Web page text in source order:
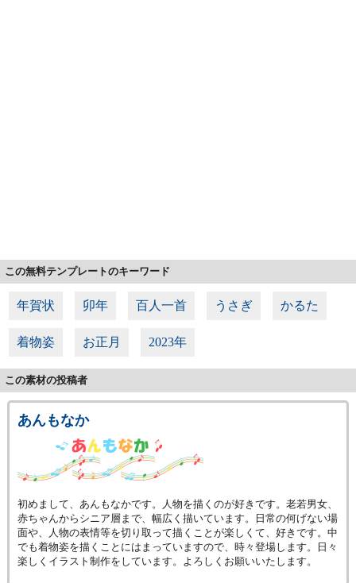
この無料テンプレートのキーワード
年賀状 卯年 百人一首 うさぎ かるた
着物姿 お正月 2023年
この素材の投稿者
あんもなか
初めまして、あんもなかです。人物を描くのが好きです。老若男女、
赤ちゃんからシニア層まで、幅広く描いています。日常の何げない場
面や、人物の表情等を切り取って描くことが楽しくて、好きです。中
でも着物姿を描くことにはまっていますので、時々登場します。日々
楽しくイラスト制作をしています。よろしくお願いいたします。